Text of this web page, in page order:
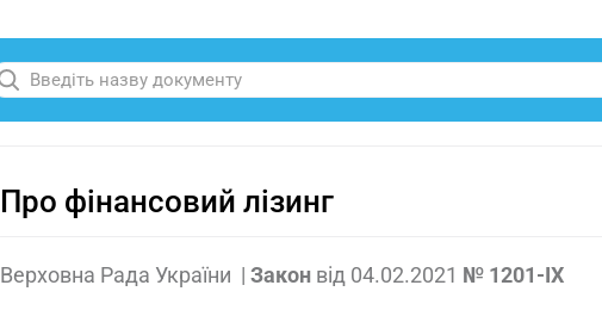
Про фінансовий лізинг
Верховна Рада України | Закон від 04.02.2021 № 1201-IX